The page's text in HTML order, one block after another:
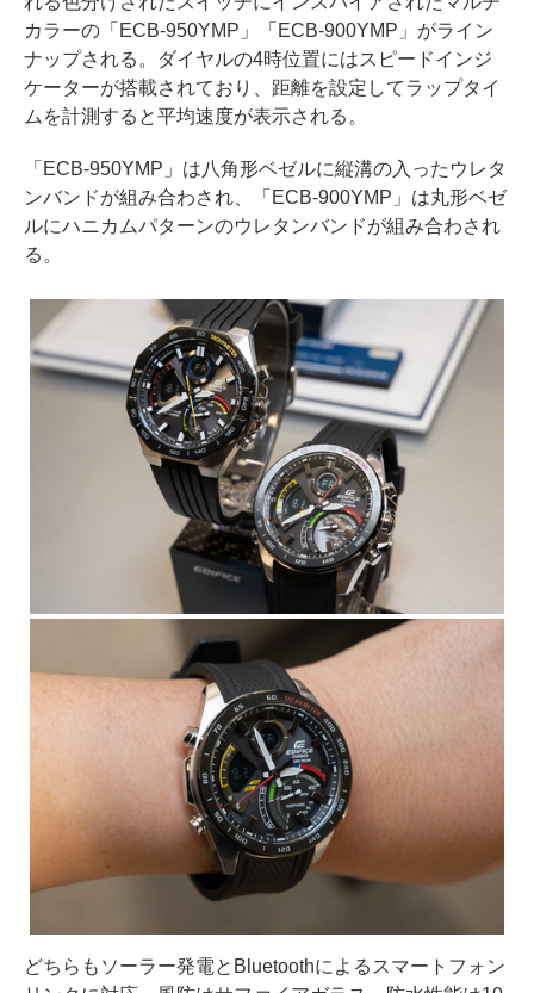
カラーの「ECB-950YMP」「ECB-900YMP」がライン
ナップされる。ダイヤルの4時位置にはスピードインジ
ケーターが搭載されており、距離を設定してラップタイ
ムを計測すると平均速度が表示される。
「ECB-950YMP」は八角形ベゼルに縦溝の入ったウレタ
ンバンドが組み合わされ、「ECB-900YMP」は丸形ベゼ
ルにハニカムパターンのウレタンバンドが組み合わされ
る。
どちらもソーラー発電とBluetoothによるスマートフォン